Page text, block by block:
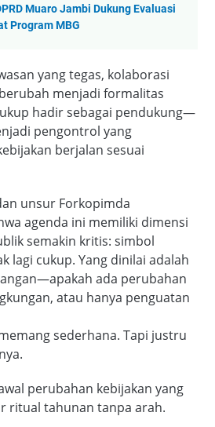
Muaro Jambi Dukung Evaluasi
Program MBG
yang tegas, kolaborasi
menjadi formalitas
hadir sebagai pendukung—
pengontrol yang
berjalan sesuai
unsur Forkopimda
agenda ini memiliki dimensi
semakin kritis: simbol
lagi cukup. Yang dinilai adalah
ada perubahan
atau hanya penguatan
sederhana. Tapi justru
perubahan kebijakan yang
ritual tahunan tanpa arah.